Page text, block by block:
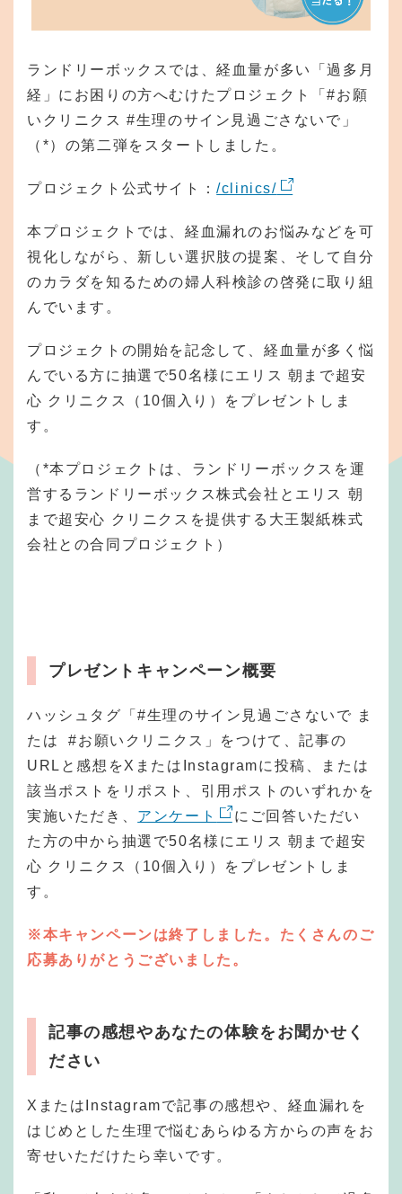
ランドリーボックスでは、経血量が多い「過多月
経」にお困りの方へむけたプロジェクト「#お願
いクリニクス #生理のサイン見過ごさないで」
（*）の第二弾をスタートしました。
プロジェクト公式サイト：/clinics/
本プロジェクトでは、経血漏れのお悩みなどを可
視化しながら、新しい選択肢の提案、そして自分
のカラダを知るための婦人科検診の啓発に取り組
んでいます。
プロジェクトの開始を記念して、経血量が多く悩
んでいる方に抽選で50名様にエリス 朝まで超安
心 クリニクス（10個入り）をプレゼントしま
す。
（*本プロジェクトは、ランドリーボックスを運
営するランドリーボックス株式会社とエリス 朝
まで超安心 クリニクスを提供する大王製紙株式
会社との合同プロジェクト）
プレゼントキャンペーン概要
ハッシュタグ「#生理のサイン見過ごさないで ま
たは #お願いクリニクス」をつけて、記事の
URLと感想をXまたはInstagramに投稿、または
該当ポストをリポスト、引用ポストのいずれかを
実施いただき、 アンケート
にご回答いただい
た方の中から抽選で50名様にエリス 朝まで超安
心 クリニクス（10個入り）をプレゼントしま
す。
※本キャンペーンは終了しました。たくさんのご
応募ありがとうございました。
記事の感想やあなたの体験をお聞かせく
ださい
XまたはInstagramで記事の感想や、経血漏れを
はじめとした生理で悩むあらゆる方からの声をお
寄せいただけたら幸いです。